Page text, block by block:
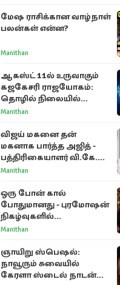
மேஷ ராசிக்கான வாழ்நாள்
பலன்கள் என்ன?
Manithan
ஆகஸ்ட் 11ல் உருவாகும்
கஜகேசரி ராஜயோகம்:
தொழில் நிலையில்
அதிர்ஷ்டம் பெறும் 3
Manithan
விஜய் மகனை தன்
மகனாக பார்த்த அஜித் -
பத்திரிகையாளர் வி.கே.
சுந்தர் ஓபன் டாக்!
Manithan
ஒரு போன் கால்
போதுமானது - புரமோஷன்
நிகழ்வுகளில்
பங்கேற்காதது குறித்து
Manithan
ஞாயிறு ஸ்பெஷல்:
நாவூரும் சுவையில்
கேரளா ஸ்டைல் நாடன்